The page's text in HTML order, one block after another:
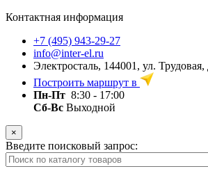
Контактная информация
+7 (495) 943-29-27
info@inter-el.ru
Электросталь, 144001, ул. Трудовая,
Построить маршрут в
Пн-Пт 8:30 - 17:00
Сб-Вс Выходной
×
Введите поисковый запрос: